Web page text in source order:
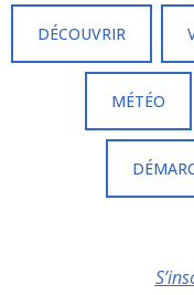
DÉCOUVRIR
MÉTÉO